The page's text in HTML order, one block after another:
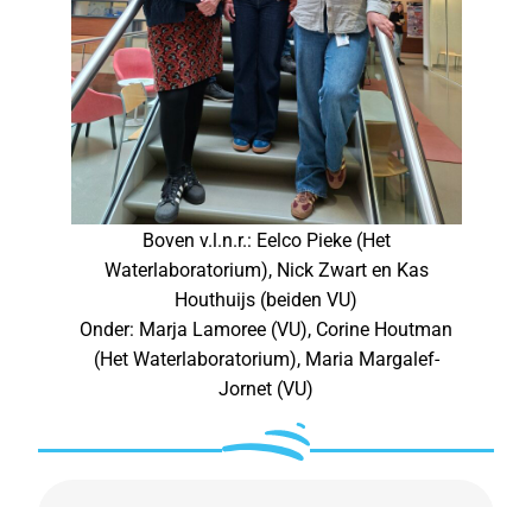
Boven v.l.n.r.: Eelco Pieke (Het
Waterlaboratorium), Nick Zwart en Kas
Houthuijs (beiden VU)
Onder: Marja Lamoree (VU), Corine Houtman
(Het Waterlaboratorium), Maria Margalef-
Jornet (VU)